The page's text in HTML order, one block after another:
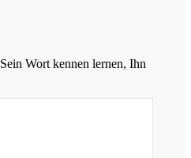
Wort kennen lernen, Ihn